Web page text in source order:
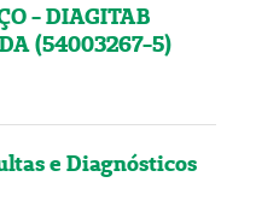
- DIAGITAB
(54003267-5)
e Diagnósticos